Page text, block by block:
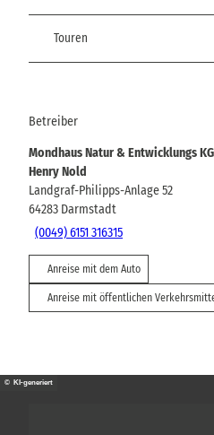
Touren
Betreiber
Mondhaus Natur & Entwicklungs KG
Henry Nold
Landgraf-Philipps-Anlage 52
64283 Darmstadt
(0049) 6151 316315
Anreise mit dem Auto
Anreise mit öffentlichen
© KI-generiert